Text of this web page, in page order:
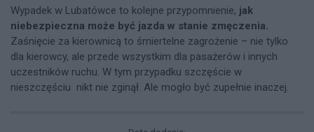
Wypadek w Lubatówce to kolejne przypomnienie, jak
niebezpieczna może być jazda w stanie zmęczenia.
Zaśnięcie za kierownicą to śmiertelne zagrożenie – nie tylko
dla kierowcy, ale przede wszystkim dla pasażerów i innych
uczestników ruchu. W tym przypadku szczęście w
nieszczęściu nikt nie zginął. Ale mogło być zupełnie inaczej.